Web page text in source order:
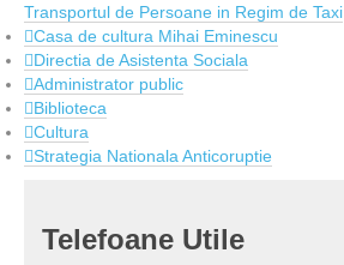
Transportul de Persoane in Regim de Taxi
Casa de cultura Mihai Eminescu
Directia de Asistenta Sociala
Administrator public
Biblioteca
Cultura
Strategia Nationala Anticoruptie
Telefoane Utile